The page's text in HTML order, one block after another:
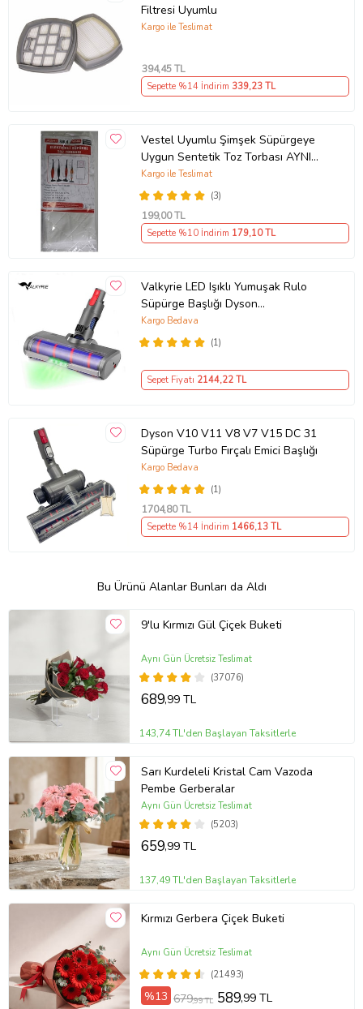
Filtresi Uyumlu
Kargo ile Teslimat
394,45 TL
Sepette %14 İndirim 339,23 TL
Vestel Uyumlu Şimşek Süpürgeye
Uygun Sentetik Toz Torbası AYNI
GÜN ÜCRETSİZ KARGO
(3)
Kargo ile Teslimat
199,00 TL
Sepette %10 İndirim 179,10 TL
Valkyrie LED Işıklı Yumuşak Rulo
Süpürge Başlığı Dyson
V7/V8/V10/V11/V15 Uyumlu
(1)
Kargo Bedava
Sepet Fiyatı 2144,22 TL
Dyson V10 V11 V8 V7 V15 DC 31
Süpürge Turbo Fırçalı Emici Başlığı
(1)
Kargo Bedava
1704,80 TL
Sepette %14 İndirim 1466,13 TL
Bu Ürünü Alanlar Bunları da Aldı
9'lu Kırmızı Gül Çiçek Buketi
(37076)
Aynı Gün Ücretsiz Teslimat
689,99 TL
143,74 TL'den Başlayan Taksitlerle
Sarı Kurdeleli Kristal Cam Vazoda
Pembe Gerberalar
(5203)
Aynı Gün Ücretsiz Teslimat
659,99 TL
137,49 TL'den Başlayan Taksitlerle
Kırmızı Gerbera Çiçek Buketi
(21493)
Aynı Gün Ücretsiz Teslimat
%13 679,99 TL 589,99 TL